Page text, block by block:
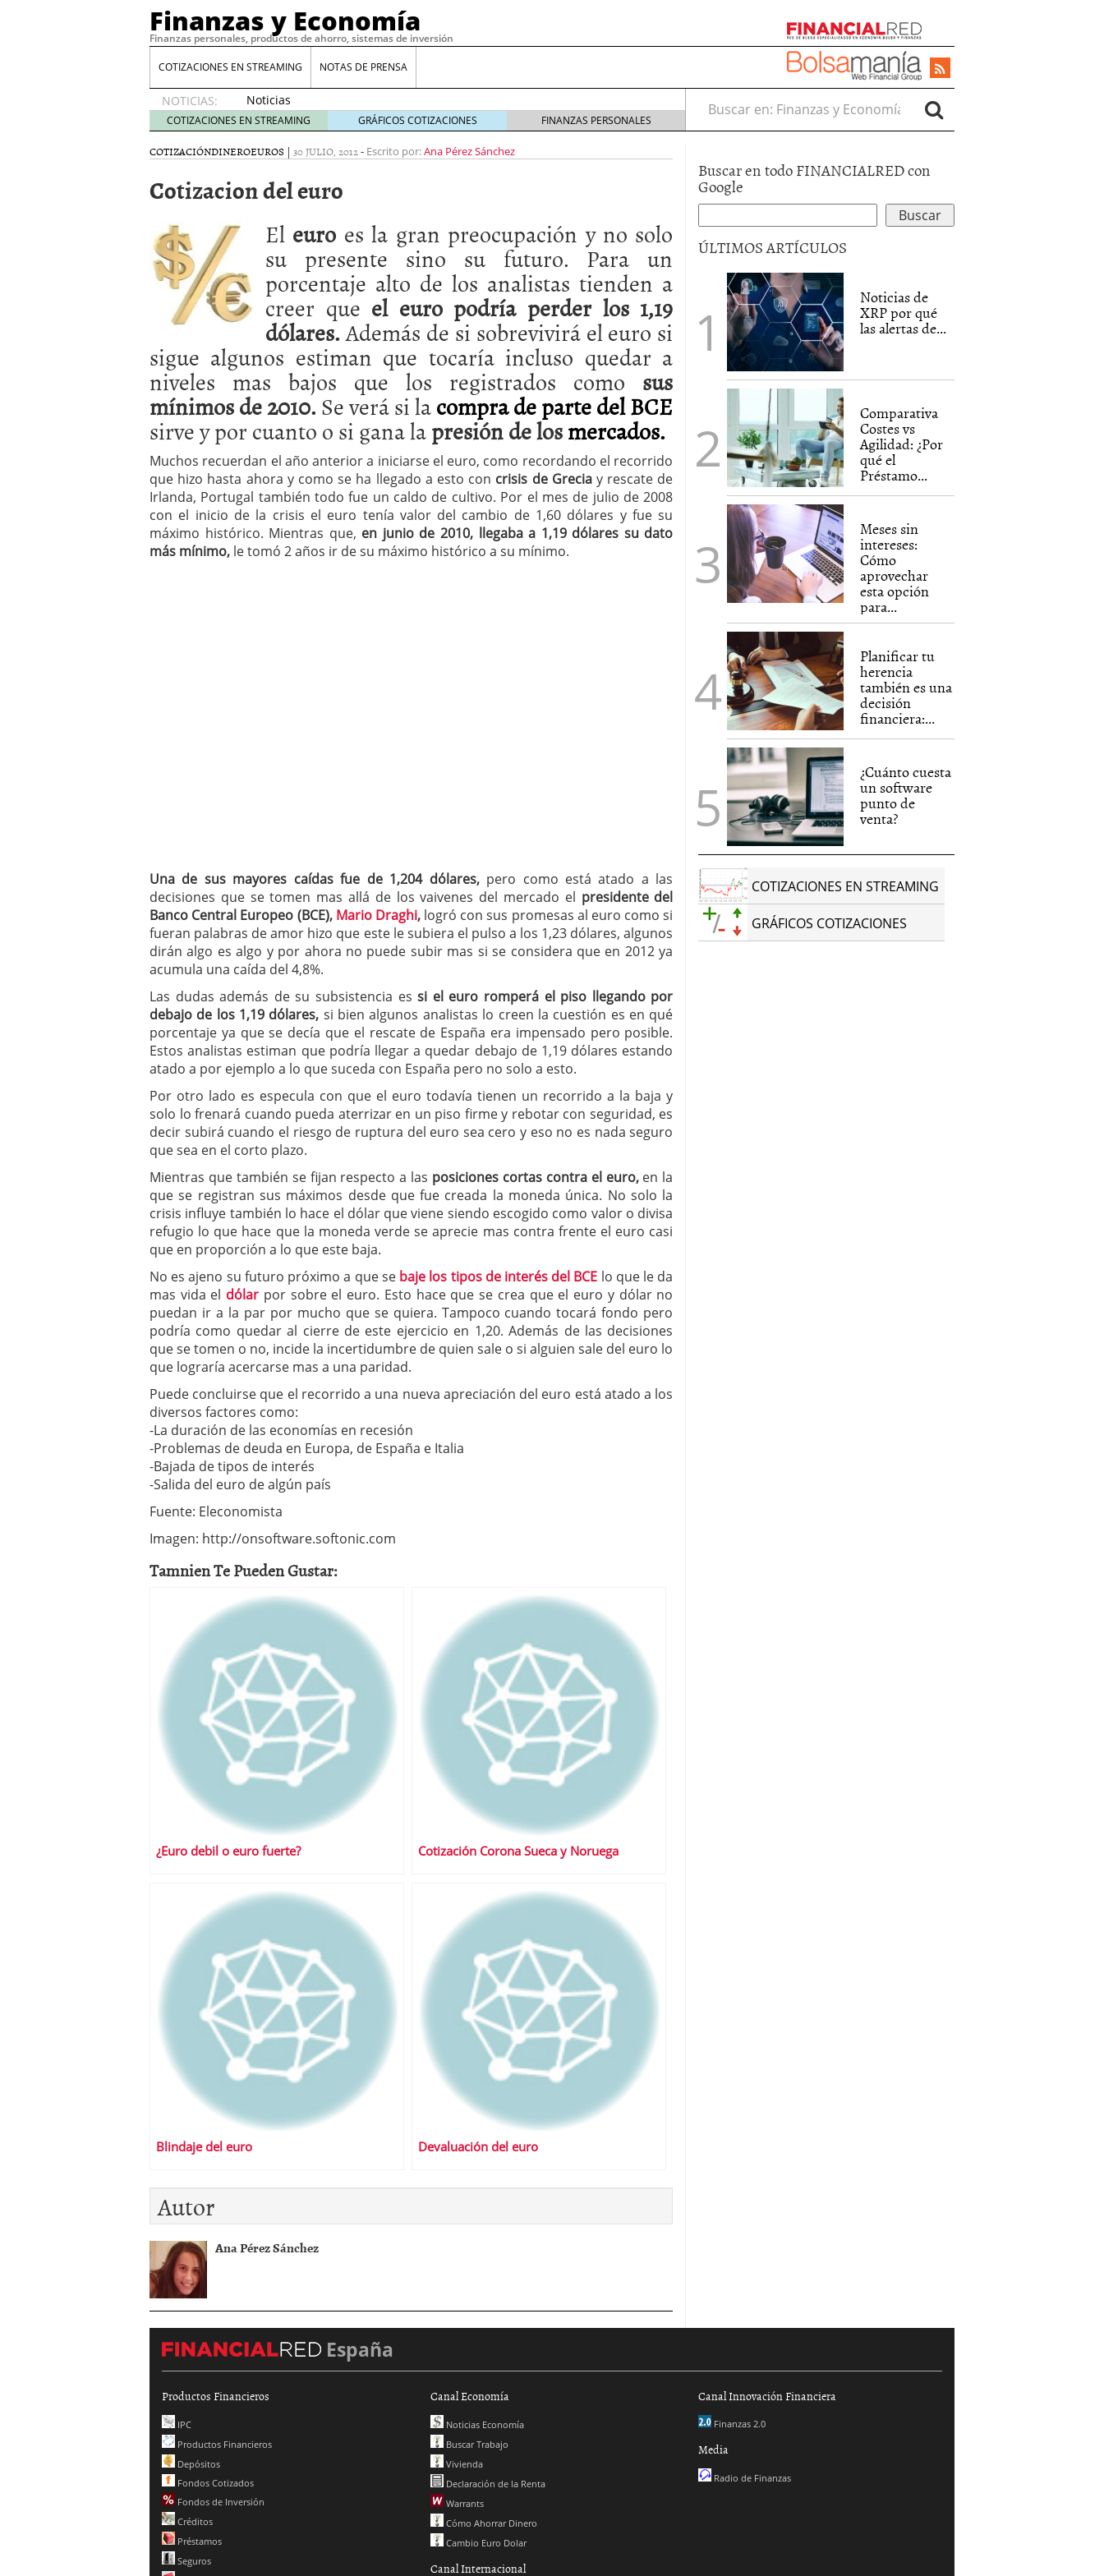
Finanzas y Economía
Finanzas personales, productos de ahorro, sistemas de inversión
COTIZACIONES EN STREAMING NOTAS DE PRENSA
NOTICIAS:
Noticias
de XRP
por qué
las
whales
llegar
tarde 16
de abril
de 2026
Comparativa Costes vs Agilidad: ¿Por qué el Préstamo Promotor privado
acelera la rentabilidad?
12 de diciembre de 2025
Meses sin intereses: Cómo aprovechar esta opción para gestionar tus
compras 24 de noviembre de 2025
Planificar tu herencia también es una decisión financiera: cómo anticiparte
a los costes 21 de noviembre de 2025
¿Cuánto cuesta un software punto de venta? 3 de octubre de 2025
COTIZACIONES EN STREAMING GRÁFICOS COTIZACIONES FINANZAS PERSONALES
Buscar en:
COTIZACIÓNDINEROEUROS | 30 JULIO, 2012- Escrito por:Ana Pérez Sánchez
Cotizacion del euro
El euro es la gran preocupación y no solo
su presente sino su futuro. Para un
porcentaje alto de los analistas tienden a
creer que el euro podría perder los 1,19
dólares.Además de si sobrevivirá el euro si
sigue algunos estiman que tocaría incluso quedar a
niveles mas bajos que los registrados como sus
mínimos de 2010.Se verá si lacompra de parte delBCE
sirve y por cuanto o si gana lapresión de losmercados.
Muchos recuerdan el año anterior a iniciarse el euro, como recordando el recorrido
que hizo hasta ahora y como se ha llegado a esto con crisis de Greciay rescate de
Irlanda, Portugal también todo fue un caldo de cultivo. Por el mes de julio de 2008
con el inicio de la crisis el euro tenía valor del cambio de 1,60 dólares y fue su
máximo histórico. Mientras que, en junio de 2010, llegaba a 1,19 dólares su dato
más mínimo, le tomó 2 años ir de su máximo histórico a su mínimo.
Una de sus mayores caídas fue de 1,204 dólares,pero como está atado a las
decisiones que se tomen mas allá de los vaivenes del mercado el presidente del
Banco Central Europeo (BCE), Mario Draghi,logró con sus promesas al euro como si
fueran palabras de amor hizo que este le subiera el pulso a los 1,23 dólares, algunos
dirán algo es algo y por ahora no puede subir mas si se considera que en 2012 ya
acumula una caída del 4,8%.
Las dudas además de su subsistencia essi el euro romperá el piso llegando por
debajo de los 1,19 dólares, si bien algunos analistas lo creen la cuestión es en qué
porcentaje ya que se decía que el rescate de España era impensado pero posible.
Estos analistas estiman que podría llegar a quedar debajo de 1,19 dólares estando
atado a por ejemplo a lo que suceda con España pero no solo a esto.
Por otro lado es especula con que el euro todavía tienen un recorrido a la baja y
solo lo frenará cuando pueda aterrizar en un piso firme y rebotar con seguridad, es
decir subirá cuando el riesgo de ruptura del euro sea cero y eso no es nada seguro
que sea en el corto plazo.
Mientras que también se fijan respecto a las posiciones cortas contra el euro,en la
que se registran sus máximos desde que fue creada la moneda única. No solo la
crisis influye también lo hace el dólar que viene siendo escogido como valor o divisa
refugio lo que hace que la moneda verde se aprecie mas contra frente el euro casi
que en proporción a lo que este baja.
No es ajeno su futuro próximo a que se baje los tipos de interés del BCE lo que le da
mas vida el dólar por sobre el euro. Esto hace que se crea que el euro y dólar no
puedan ir a la par por mucho que se quiera. Tampoco cuando tocará fondo pero
podría como quedar al cierre de este ejercicio en 1,20. Además de las decisiones
que se tomen o no, incide la incertidumbre de quien sale o si alguien sale del euro lo
que lograría acercarse mas a una paridad.
Puede concluirse que el recorrido a una nueva apreciación del euro está atado a los
diversos factores como:
-La duración de las economías en recesión
-Problemas de deuda en Europa, de España e Italia
-Bajada de tipos de interés
-Salida del euro de algún país
Fuente: Eleconomista
Imagen: http://onsoftware.softonic.com
Tamnien Te Pueden Gustar:
¿Euro debil o euro fuerte? Cotización Corona Sueca y Noruega
Blindaje del euro Devaluación del euro
Autor
Ana Pérez Sánchez
Buscar en todo FINANCIALRED con
Google
ÚLTIMOS ARTÍCULOS
Noticias de
XRP por qué
las alertas de...
Comparativa
Costes vs
Agilidad: ¿Por
qué el
Préstamo...
Meses sin
intereses:
Cómo
aprovechar
esta opción
para...
Planificar tu
herencia
también es una
decisión
financiera:...
¿Cuánto cuesta
un software
punto de
venta?
COTIZACIONES EN STREAMING
GRÁFICOS COTIZACIONES
España
Productos Financieros
IPC
Productos Financieros
Depósitos
Fondos Cotizados
Fondos de Inversión
Créditos
Préstamos
Seguros
Canal Economía
Noticias Economía
Buscar Trabajo
Vivienda
Declaración de la Renta
Warrants
Cómo Ahorrar Dinero
Cambio Euro Dolar
Canal Internacional
Canal Innovación Financiera
Finanzas 2.0
Media
Radio de Finanzas